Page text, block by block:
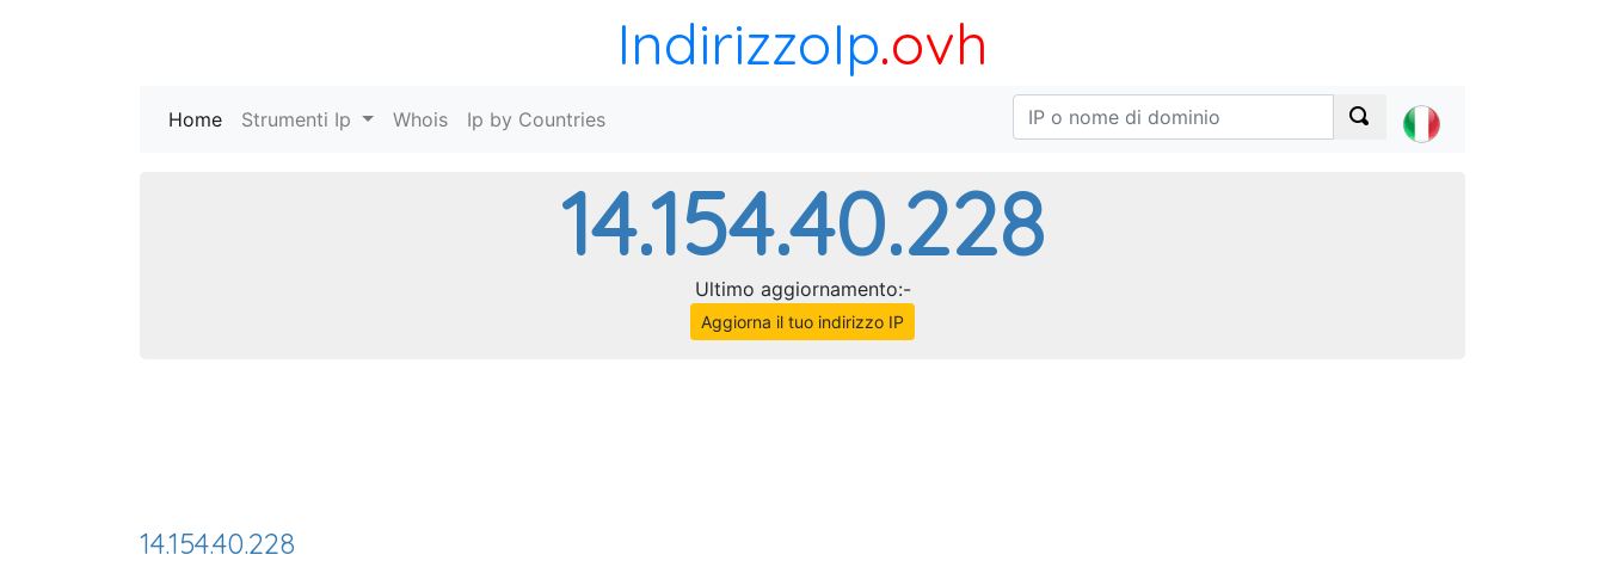
IndirizzoIp.ovh
Home (current)
Strumenti Ip Whois Ip by Countries
14.154.40.228
Ultimo aggiornamento:-
Aggiorna il tuo indirizzo IP
14.154.40.228